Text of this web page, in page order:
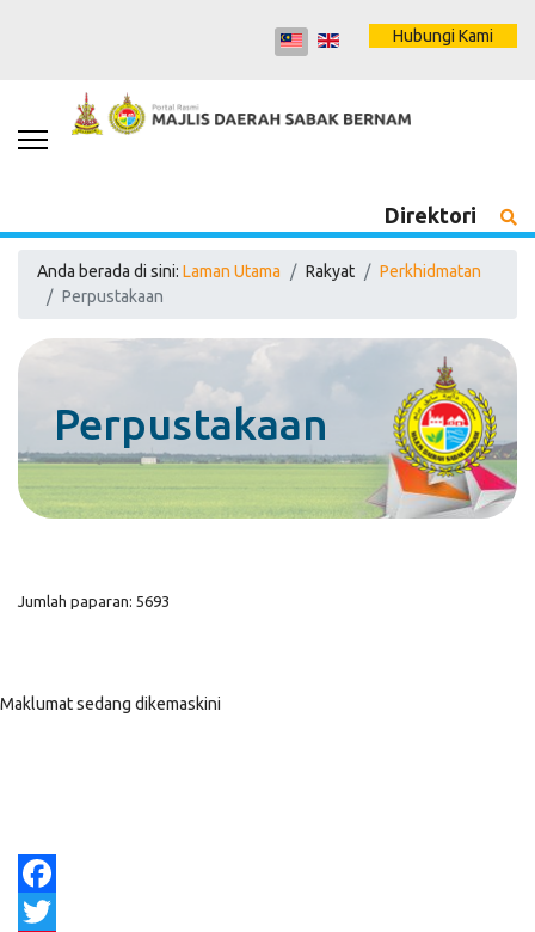
Hubungi Kami
Direktori
Anda berada di sini: Laman Utama Rakyat
Perkhidmatan
Perpustakaan
Perpustakaan
Jumlah paparan: 5693
Maklumat sedang dikemaskini
Facebook